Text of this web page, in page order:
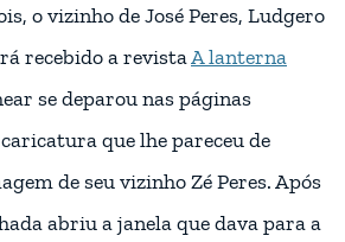
o vizinho de José Peres, Ludgero
recebido a revistaA lanterna
se deparou nas páginas
que lhe pareceu de
de seu vizinho Zé Peres. Após
abriu a janela que dava para a